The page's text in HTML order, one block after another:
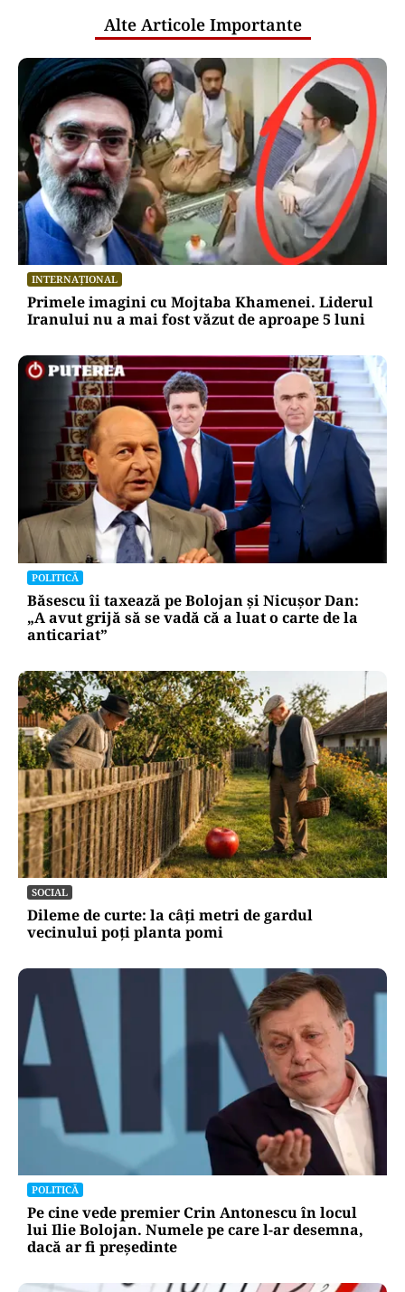
Alte Articole Importante
INTERNAȚIONAL
Primele imagini cu Mojtaba Khamenei. Liderul
Iranului nu a mai fost văzut de aproape 5 luni
POLITICĂ
Băsescu îi taxează pe Bolojan și Nicușor Dan:
„A avut grijă să se vadă că a luat o carte de la
anticariat”
SOCIAL
Dileme de curte: la câți metri de gardul
vecinului poți planta pomi
POLITICĂ
Pe cine vede premier Crin Antonescu în locul
lui Ilie Bolojan. Numele pe care l-ar desemna,
dacă ar fi președinte